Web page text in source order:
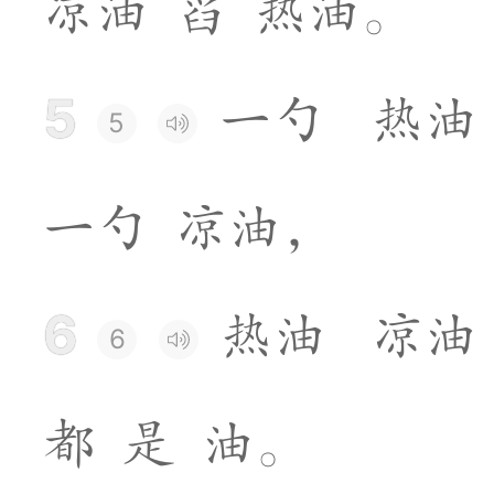
凉 油 舀 热油。
5 5 一勺 热油
一勺 凉油 ，
6 6 热油 凉油
都 是 油。